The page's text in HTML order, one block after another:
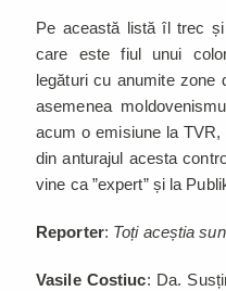
Pe această listă îl trec
care este fiul unui
legături cu anumite
asemenea
acum o emisiune la
din anturajul acesta
vine ca ”expert” și la
Reporter: Toți aceștia
Vasile Costiuc: Da.